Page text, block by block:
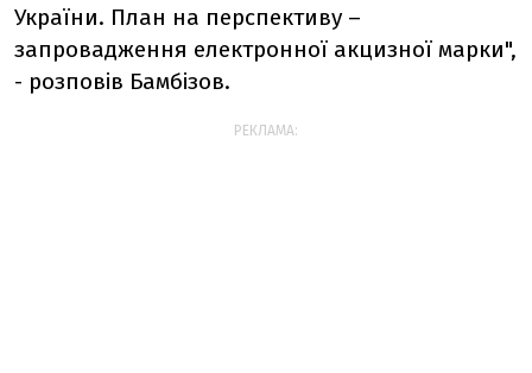
України. План на перспективу –
запровадження електронної акцизної марки",
- розповів Бамбізов.
РЕКЛАМА: